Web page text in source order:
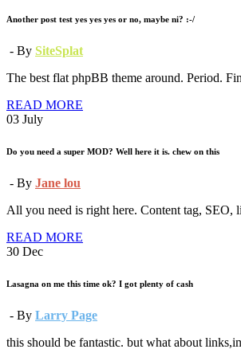
Another post test yes yes yes or no, maybe ni? :-/
- By SiteSplat
The best flat phpBB theme around. Period.
READ MORE
03 July
Do you need a super MOD? Well here it is. chew on this
- By Jane lou
All you need is right here. Content tag, SEO,
READ MORE
30 Dec
Lasagna on me this time ok? I got plenty of cash
- By Larry Page
this should be fantastic. but what about